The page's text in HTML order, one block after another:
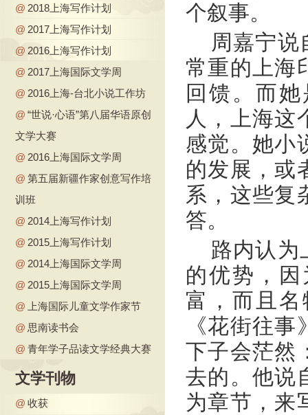
@ 2018上海写作计划
@ 2017上海写作计划
@ 2016上海写作计划
@ 2017上海国际文学周
@ 2016上海-台北小说工作坊
@ “世说·心语”第八届华语原创
文学大赛
@ 2016上海国际文学周
@ 第五届新疆作家创意写作培
训班
@ 2014上海写作计划
@ 2015上海写作计划
@ 2014上海国际文学周
@ 2015上海国际文学周
@
上海国际儿童文学作家节
@ 思南读书会
@ 青年学子品读文学经典大赛
文学刊物
@ 收获
个叙事。
周嘉宁说
常重的上海
回馈。而
人，上海这
感觉。她小
的发展，或
系，这些复
答。
路内认为
的优势，
富，而且
《花街往
下子会茫然
去的。他说
为章节，来